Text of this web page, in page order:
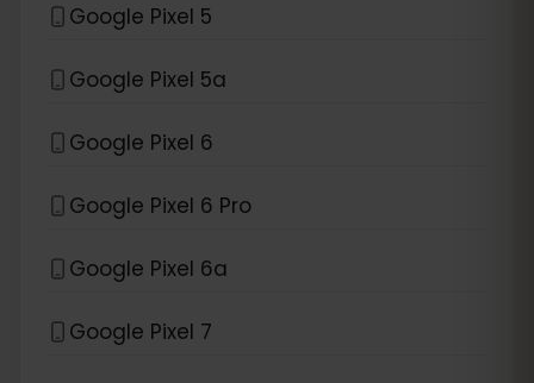
Google Pixel 5
Google Pixel 5a
Google Pixel 6
Google Pixel 6 Pro
Google Pixel 6a
Google Pixel 7